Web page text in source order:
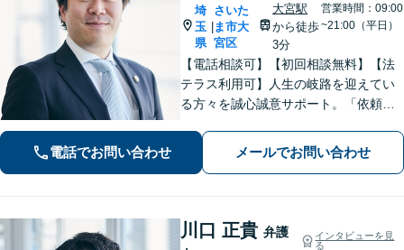
埼
玉
県
さいた
ま市大
宮区
大宮駅
から徒歩
3分
営業時間：09:00
~21:00（平日）
【電話相談可】【初回相談無料】【法
テラス利用可】人生の岐路を迎えてい
る方々を誠心誠意サポート。「依頼者
女問題／借金問題／相続／企業法務／
刑事事件／交通事故／労働問題など、
電話でお問い合わせ メールでお問い合わせ
川口 正貴 弁護
インタビューを見
る